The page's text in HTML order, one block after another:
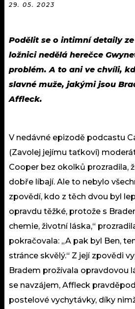
29. 05. 2023
Podělit se o intimní detaily
ložnici nedělá herečce
problém. A to ani ve chvíli,
slavné muže, jakými jsou
Affleck.
V nedávné epizodě podcastu
(Zavolej jejímu taťkovi)
Cooper bez okolků prozradila,
dobře líbají. Ale to nebylo
zpovědí, kdo z těch dvou byl
opravdu těžké, protože s
chemie, životní láska,“
pokračovala: „A pak byl Ben,
stránce skvělý.“ Z její zpovědi
Bradem prožívala opravdovou
se navzájem, Affleck
postelové vychytávky, díky